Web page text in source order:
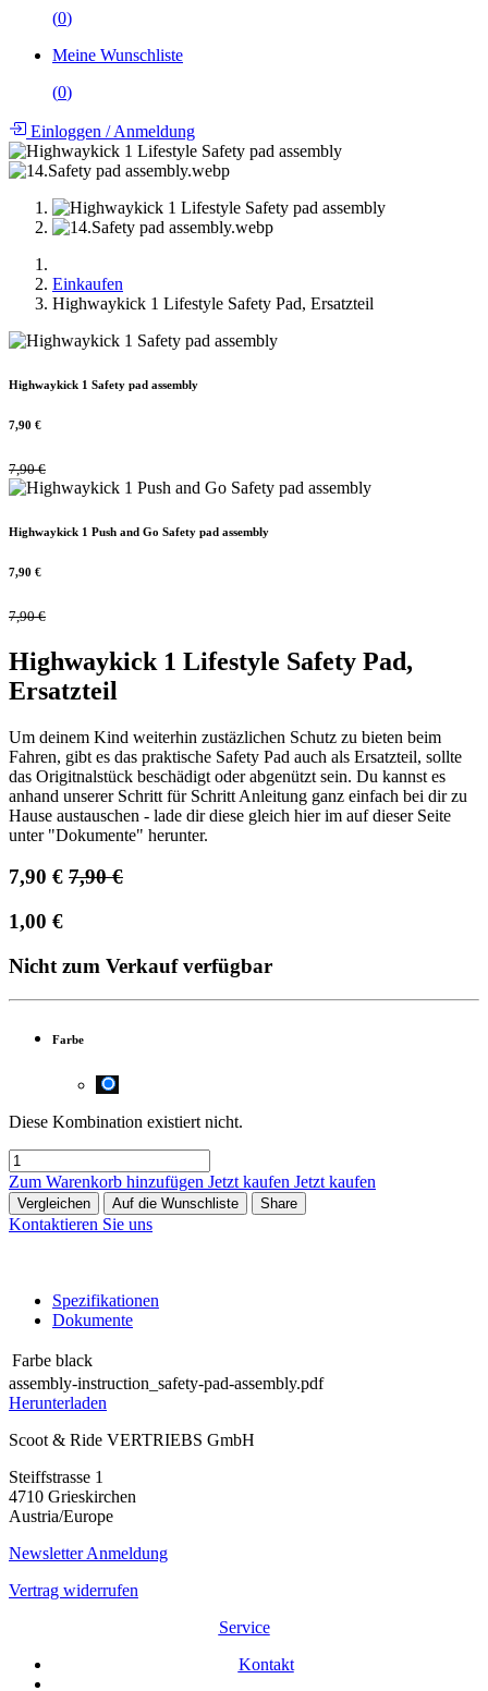
(0)
Meine Wunschliste
(0)
Einloggen /Anmeldung
Einkaufen
Highwaykick 1 Lifestyle Safety Pad, Ersatzteil
Highwaykick 1 Safety pad assembly
7,90 €
7,90€
Highwaykick 1 Push and Go Safety pad assembly
7,90 €
7,90€
Highwaykick 1 Lifestyle Safety Pad,
Ersatzteil
Um deinem Kind weiterhin zustäzlichen Schutz zu bieten beim
Fahren, gibt es das praktische Safety Pad auch als Ersatzteil, sollte
das Origitnalstück beschädigt oder abgenützt sein. Du kannst es
anhand unserer Schritt für Schritt Anleitung ganz einfach bei dir zu
Hause austauschen - lade dir diese gleich hier im auf dieser Seite
unter "Dokumente" herunter.
7,90 € 7,90€
1,00 €
Nicht zum Verkauf verfügbar
Farbe
Diese Kombination existiert nicht.
Zum Warenkorb hinzufügen Jetzt kaufen Jetzt kaufen
Vergleichen Auf die Wunschliste Share
Kontaktieren Sie uns
Spezifikationen
Dokumente
Farbe black
assembly-instruction_safety-pad-assembly.pdf
Herunterladen
Scoot & Ride VERTRIEBS GmbH
Steiffstrasse 1
4710 Grieskirchen
Austria/Europe
Newsletter Anmeldung
Vertrag widerrufen
Service
Kontakt